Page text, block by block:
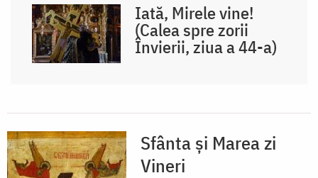
Iată, Mirele vine!
(Calea spre zorii
Învierii, ziua a 44-a)
Sfânta și Marea zi
Vineri